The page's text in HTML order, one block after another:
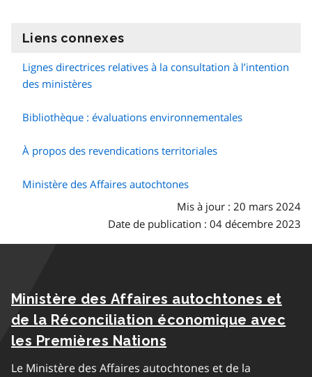
Liens connexes
Lignes directrices relatives à la consultation à l’intention
des ministères
Bibliothèque : évaluations environnementales
À propos des revendications territoriales
Ministère des Affaires autochtones
Mis à jour : 20 mars 2024
Date de publication : 04 décembre 2023
Ministère des Affaires autochtones et
de la Réconciliation économique avec
les Premières Nations
Le Ministère des Affaires autochtones et de la